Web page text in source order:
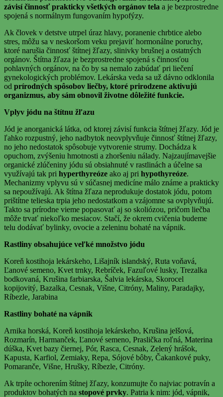
závisí činnosť prakticky všetkých orgánov tela a je bezprostredne
spojená s normálnym fungovaním hypofýzy.
Ak človek v detstve utrpel úraz hlavy, poranenie chrbtice alebo
stres, môžu sa v neskoršom veku prejaviť hormonálne poruchy,
ktoré narušia činnosť štítnej žľazy, slinivky brušnej a ostatných
orgánov. Štítna žľaza je bezprostredne spojená s činnosťou
pohlavných orgánov, na čo by sa nemalo zabúdať pri liečení
gynekologických problémov. Lekárska veda sa už dávno odklonila
od prírodných spôsobov liečby, ktoré prirodzene aktivujú
organizmus, aby sám obnovil životne dôležité funkcie.
Vplyv jódu na štítnu žľazu
Jód je anorganická látka, od ktorej závisí funkcia štítnej žľazy. Jód je
ľahko rozpustný, jeho nadbytok neovplyvňuje činnosť štítnej žľazy,
no jeho nedostatok spôsobuje vytvorenie strumy. Dochádza k
opuchom, zvýšeniu hmotnosti a zhoršeniu nálady. Najzaujímavejšie
organické zlúčeniny jódu sú obsiahnuté v rastlinách a účelne sa
využívajú tak pri hyperthyreóze ako aj pri hypothyreóze.
Mechanizmy vplyvu sú v súčasnej medicíne málo známe a prakticky
sa nepoužívajú. Ak štítna žľaza neprodukuje dostatok jódu, potom
prištítne telieska trpia jeho nedostatkom a vzájomne sa ovplyvňujú.
Takto sa prírodne vieme popasovať aj so skoliózou, pričom liečba
môže trvať niekoľko mesiacov. Stačí, že okrem cvičenia budeme
telu dodávať bylinky, ovocie a zeleninu bohaté na vápnik.
Rastliny obsahujúce veľké množstvo jódu
Koreň kostihoja lekárskeho, Lišajník islandský, Ruta voňavá,
Ľanové semeno, Kvet trnky, Rebríček, Fazuľové lusky, Trezalka
bodkovaná, Krušina farbiarska, Šalvia lekárska, Skorocel
kopijovitý, Bazalka, Cesnak, Višne, Citróny, Maliny, Paradajky,
Ríbezle, Jarabina
Rastliny bohaté na vápnik
Arnika horská, Koreň kostihoja lekárskeho, Krušina jelšová,
Rozmarín, Harmanček, Ľanové semeno, Praslička roľná, Materina
dúška, Kvet bazy čiernej, Pór, Rasca, Cesnak, Zelený hrášok,
Kapusta, Karfiol, Zemiaky, Repa, Sójové bôby, Čakankové puky,
Pomaranče, Višne, Hrušky, Ríbezle, Citróny.
Ak trpíte ochorením štítnej žľazy, konzumujte čo najviac potravín a
produktov bohatých na stopové prvky. Patria k nim: jód, vápnik,